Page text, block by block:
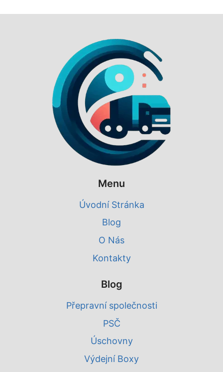
Menu
Úvodní Stránka
Blog
O Nás
Kontakty
Blog
Přepravní společnosti
PSČ
Úschovny
Výdejní Boxy